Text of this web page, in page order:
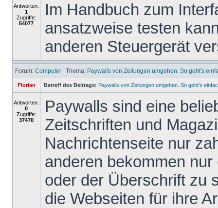
Antworten:
1
Zugriffe:
54077
Im Handbuch zum
ansatzweise testen
anderen Steuergerät
Forum: Computer Thema: Paywalls von Zeitungen umgehen. So geht's
Florian Betreff des Beitrags: Paywalls von Zeitungen umgehen. So geht's
Antworten:
0
Zugriffe:
37470
Paywalls sind eine
Zeitschriften und
Nachrichtenseite nur
anderen bekommen
oder der Überschrift zu
die Webseiten für ihre